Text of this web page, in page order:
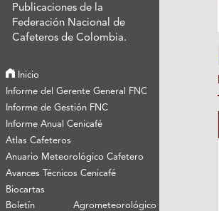
Publicaciones de la
Federación Nacional de
Cafeteros de Colombia.
Inicio
Informe del Gerente General FNC
Informe de Gestión FNC
Informe Anual Cenicafé
Atlas Cafeteros
Anuario Meteorológico Cafetero
Avances Técnicos Cenicafé
Biocartas
Boletín Agrometeorológico